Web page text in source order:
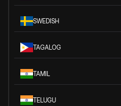
SWEDISH
TAGALOG
TAMIL
TELUGU